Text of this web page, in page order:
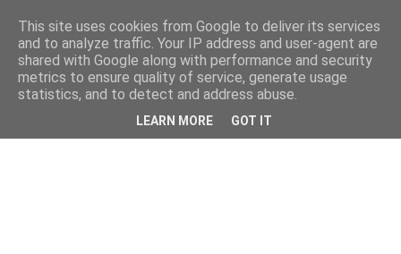
This site uses cookies from Google to deliver its services
and to analyze traffic. Your IP address and user-agent are
shared with Google along with performance and security
metrics to ensure quality of service, generate usage
statistics, and to detect and address abuse.
LEARN MORE GOT IT